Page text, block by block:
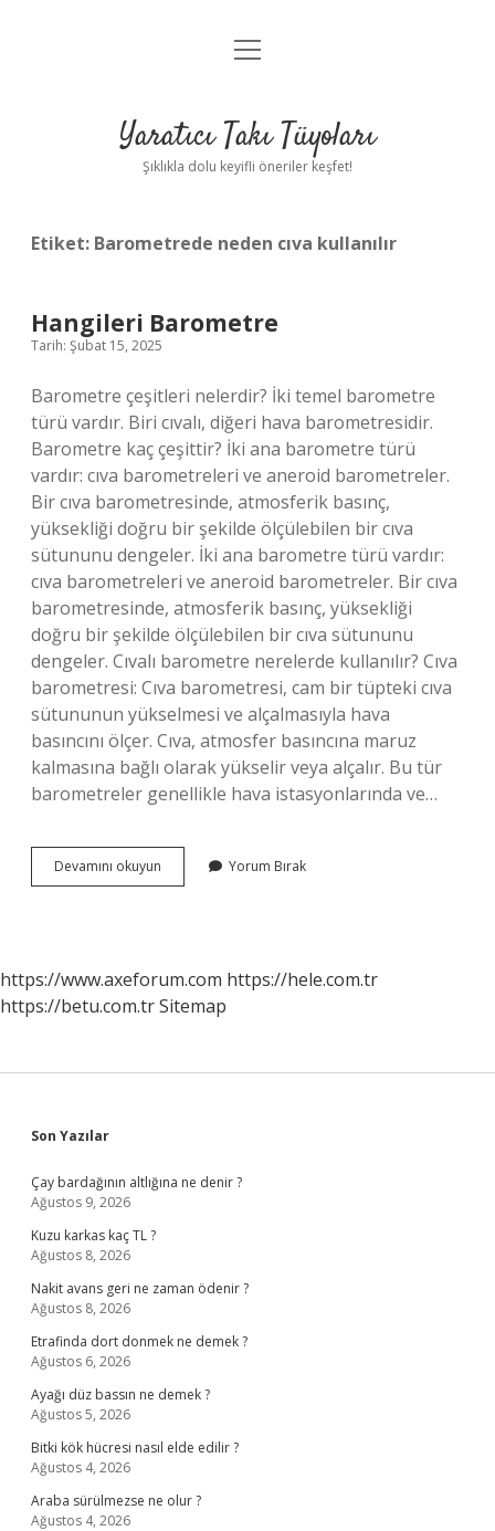
Anasayfa
Yasal Uyarı
menüyü
Yaratıcı Takı Tüyoları
Şıklıkla dolu keyifli öneriler keşfet!
Etiket: Barometrede neden cıva kullanılır
Hangileri Barometre
Tarih: Şubat 15, 2025
Barometre çeşitleri nelerdir? İki temel barometre
türü vardır. Biri cıvalı, diğeri hava barometresidir.
Barometre kaç çeşittir? İki ana barometre türü
vardır: cıva barometreleri ve aneroid barometreler.
Bir cıva barometresinde, atmosferik basınç,
yüksekliği doğru bir şekilde ölçülebilen bir cıva
sütununu dengeler. İki ana barometre türü vardır:
cıva barometreleri ve aneroid barometreler. Bir cıva
barometresinde, atmosferik basınç, yüksekliği
doğru bir şekilde ölçülebilen bir cıva sütununu
dengeler. Cıvalı barometre nerelerde kullanılır? Cıva
barometresi: Cıva barometresi, cam bir tüpteki cıva
sütununun yükselmesi ve alçalmasıyla hava
basıncını ölçer. Cıva, atmosfer basıncına maruz
kalmasına bağlı olarak yükselir veya alçalır. Bu tür
barometreler genellikle hava istasyonlarında ve…
Devamını okuyun Hangileri
Barometre
Yorum Bırak
https://www.axeforum.com https://hele.com.tr
https://betu.com.trSitemap
Sidebar
Son Yazılar
Çay bardağının altlığına ne denir ?
Ağustos 9, 2026
Kuzu karkas kaç TL ?
Ağustos 8, 2026
Nakit avans geri ne zaman ödenir ?
Ağustos 8, 2026
Etrafinda dort donmek ne demek ?
Ağustos 6, 2026
Ayağı düz bassın ne demek ?
Ağustos 5, 2026
Bitki kök hücresi nasıl elde edilir ?
Ağustos 4, 2026
Araba sürülmezse ne olur ?
Ağustos 4, 2026